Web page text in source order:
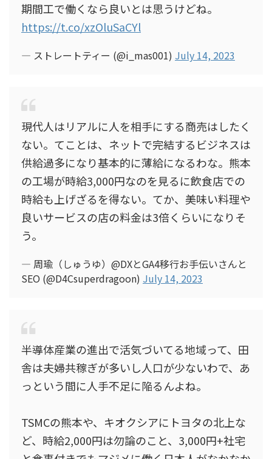
期間工で働くなら良いとは思うけどね。
https://t.co/xzOluSaCYl
— ストレートティー (@i_mas001) July 14, 2023
現代人はリアルに人を相手にする商売はしたく
ない。てことは、ネットで完結するビジネスは
供給過多になり基本的に薄給になるわな。熊本
の工場が時給3,000円なのを見るに飲食店での
時給も上げざるを得ない。てか、美味い料理や
良いサービスの店の料金は3倍くらいになりそ
う。
— 周瑜（しゅうゆ）@DXとGA4移行お手伝いさんと
SEO (@D4Csuperdragoon) July 14, 2023
半導体産業の進出で活気づいてる地域って、田
舎は夫婦共稼ぎが多いし人口が少ないわで、あ
っという間に人手不足に陥るんよね。
TSMCの熊本や、キオクシアにトヨタの北上な
ど、時給2,000円は勿論のこと、3,000円+社宅